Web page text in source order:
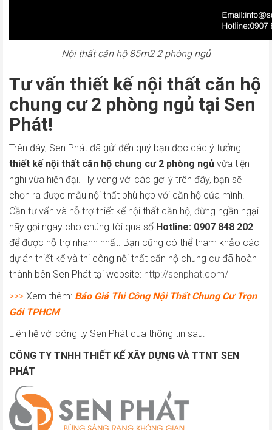
Nội thất căn hộ 85m2 2 phòng ngủ
Tư vấn thiết kế nội thất căn hộ
chung cư 2 phòng ngủ tại Sen
Phát!
Trên đây, Sen Phát đã gửi đến quý bạn đọc các ý tưởng
thiết kế nội thất căn hộ chung cư 2 phòng ngủ vừa tiện
nghi vừa hiện đại. Hy vọng với các gợi ý trên đây, bạn sẽ
chọn ra được mẫu nội thất phù hợp với căn hộ của mình.
Cần tư vấn và hỗ trợ thiết kế nội thất căn hộ, đừng ngần ngại
hãy gọi ngay cho chúng tôi qua số Hotline: 0907 848 202
để được hỗ trợ nhanh nhất. Bạn cũng có thể tham khảo các
dự án thiết kế và thi công nội thất căn hộ chung cư đã hoàn
thành bên Sen Phát tại website: http://senphat.com/
>>> Xem thêm: Báo Giá Thi Công Nội Thất Chung Cư Trọn
Gói TPHCM
Liên hệ với công ty Sen Phát qua thông tin sau:
CÔNG TY TNHH THIẾT KẾ XÂY DỰNG VÀ TTNT SEN
PHÁT